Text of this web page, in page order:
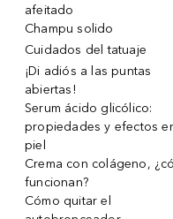
afeitado
Champu solido
Cuidados del tatuaje
¡Di adiós a las puntas
abiertas!
Serum ácido glicólico:
propiedades y efectos
piel
Crema con colágeno,
funcionan?
Cómo quitar el